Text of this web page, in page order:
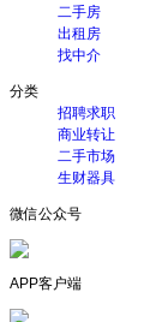
二手房
出租房
找中介
分类
招聘求职
商业转让
二手市场
生财器具
微信公众号
APP客户端